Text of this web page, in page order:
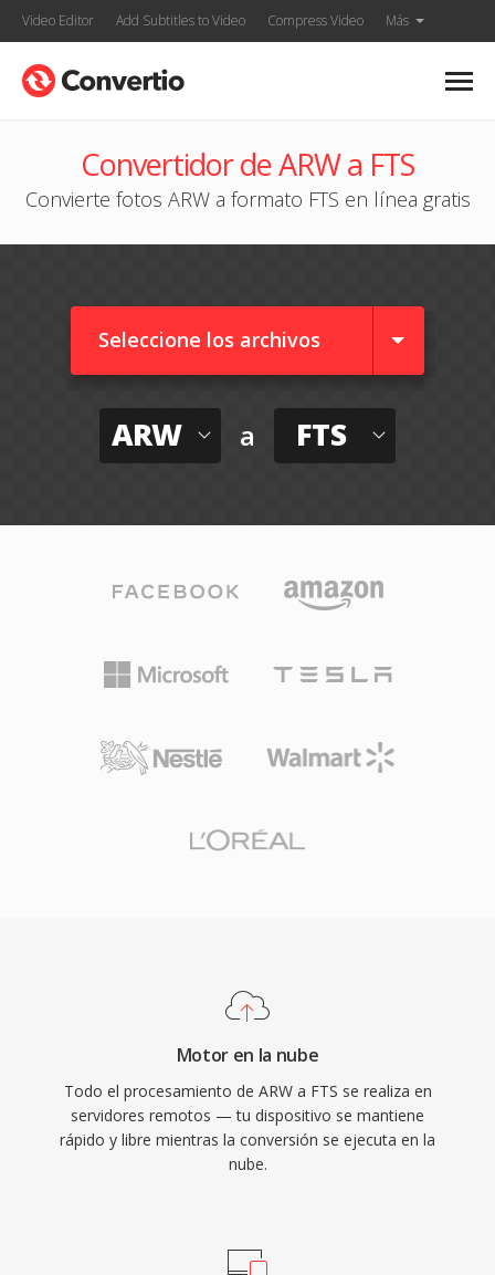
Video Editor Add Subtitles to Video Compress Video Más
Convertidor de ARW a FTS
Convierte fotos ARW a formato FTS en línea gratis
Seleccione los archivos
ARW a FTS
Motor en la nube
Todo el procesamiento de ARW a FTS se realiza en
servidores remotos — tu dispositivo se mantiene
rápido y libre mientras la conversión se ejecuta en la
nube.